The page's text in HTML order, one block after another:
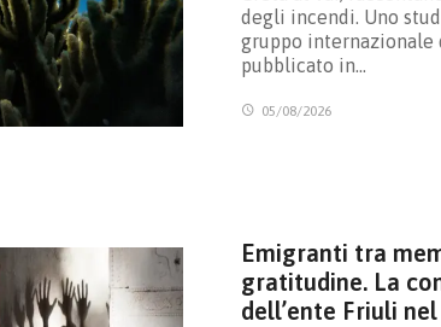
degli incendi. Uno
gruppo internazionale
pubblicato in…
05/08/2026
Emigranti tra
gratitudine. La
dell’ente Friuli